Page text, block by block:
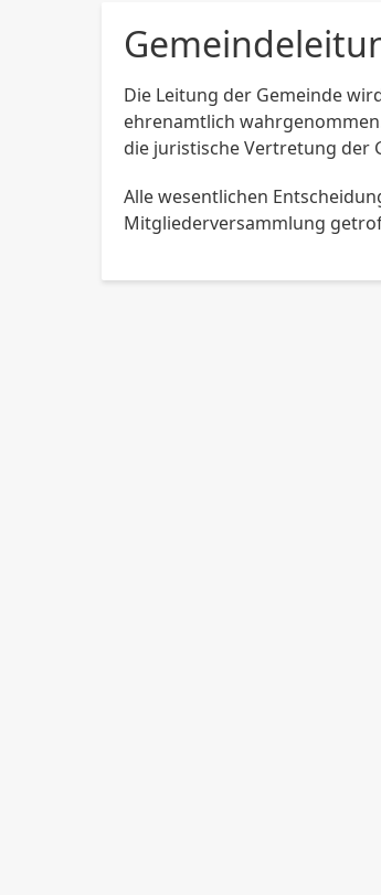
Die Leitung der Gemeinde
ehrenamtlich
die juristische Vertretung der
Alle wesentlichen
Mitgliederversammlung